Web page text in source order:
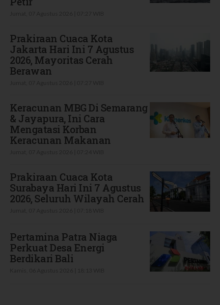
Prakiraan Cuaca Kota
Jakarta Hari Ini 7 Agustus
2026, Mayoritas Cerah
Berawan
Keracunan MBG Di Semarang
& Jayapura, Ini Cara
Mengatasi Korban
Keracunan Makanan
Prakiraan Cuaca Kota
Surabaya Hari Ini 7 Agustus
2026, Seluruh Wilayah Cerah
Pertamina Patra Niaga
Perkuat Desa Energi
Berdikari Bali